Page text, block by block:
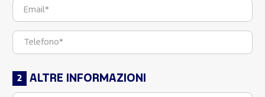
ALTRE INFORMAZIONI